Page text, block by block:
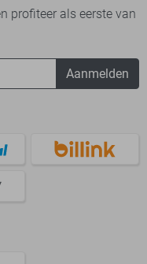
profiteer als eerste van
Aanmelden